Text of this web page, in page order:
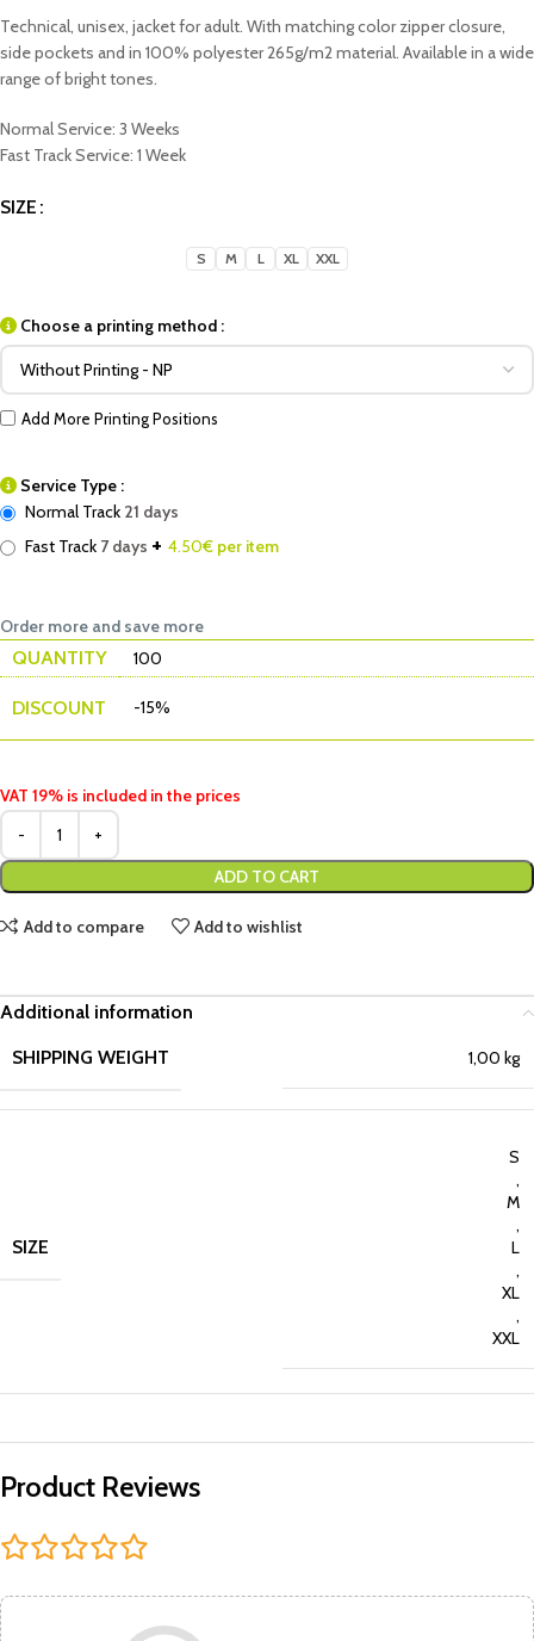
Technical, unisex, jacket for adult. With matching color zipper closure,
side pockets and in 100% polyester 265g/m2 material. Available in a wide
range of bright tones.
Normal Service: 3 Weeks
Fast Track Service: 1 Week
SIZE
S M L XL XXL
Choose a printing method :
Add More Printing Positions
Service Type :
Normal Track 21 days
Fast Track 7 days + 4.50€ per item
Order more and save more
QUANTITY 100
DISCOUNT -15%
VAT 19% is included in the prices
ADD TO CART
Add to compare Add to wishlist
Additional information
SHIPPING WEIGHT
1,00 kg
SIZE
S
,
M
,
L
,
XL
,
XXL
Product Reviews